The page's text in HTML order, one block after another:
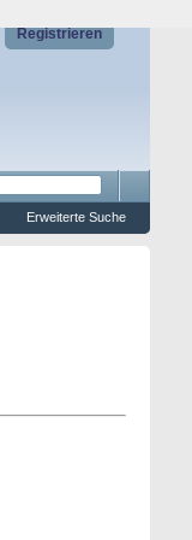
Registrieren
Erweiterte Suche